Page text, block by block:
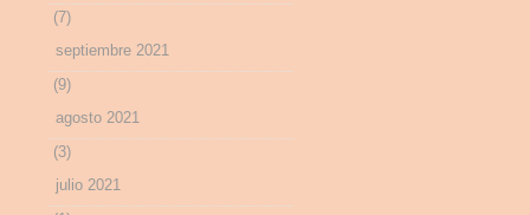
(7)
septiembre 2021
(9)
agosto 2021
(3)
julio 2021